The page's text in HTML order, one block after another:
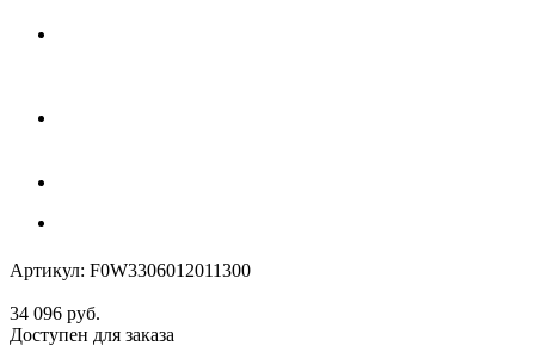
Артикул: F0W3306012011300
34 096 руб.
Доступен для заказа